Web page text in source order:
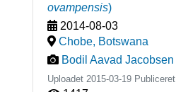
ovampensis)
2014-08-03
Chobe, Botswana
Bodil Aavad Jacobsen
Uploadet 2015-03-19 Publiceret